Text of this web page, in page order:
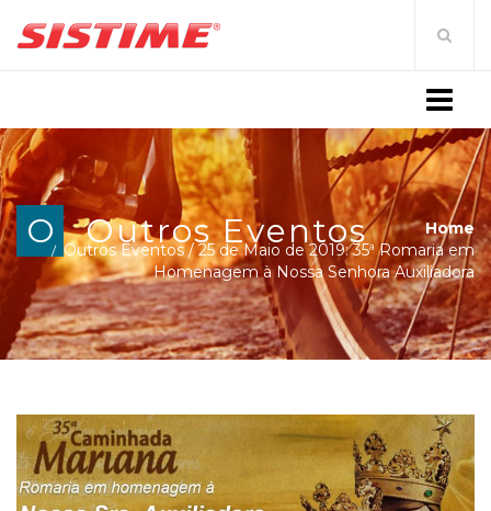
O Outros Eventos
Home
Outros Eventos / 25 de Maio de 2019: 35ª Romaria em
Homenagem à Nossa Senhora Auxiliadora